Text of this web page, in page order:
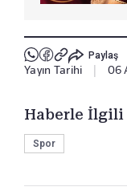
Paylaş
Yayın Tarihi 06
Haberle İlgili
Spor